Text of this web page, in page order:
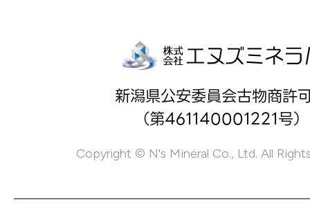
新潟県公安委員会古物商許
（第461140001221号）
Copyright © N's Mineral Co., Ltd. All